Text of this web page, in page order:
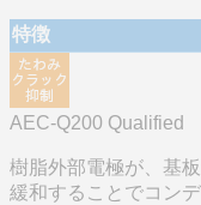
特徴
AEC-Q200 Qualified
樹脂外部電極が、基
緩和することでコン